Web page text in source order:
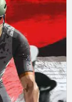
de la
du 11 juin
et au Mexique.